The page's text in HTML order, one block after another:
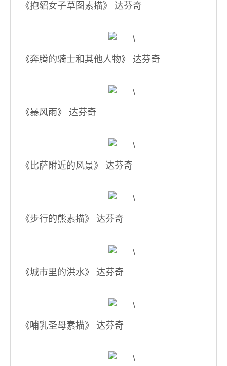
《抱貂女子草图素描》 达芬奇
《奔腾的骑士和其他人物》 达芬奇
《暴风雨》 达芬奇
《比萨附近的风景》 达芬奇
《步行的熊素描》 达芬奇
《城市里的洪水》 达芬奇
《哺乳圣母素描》 达芬奇